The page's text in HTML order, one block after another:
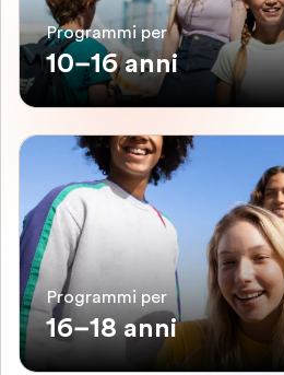
Programmi per
10–16 anni
Programmi per
16–18 anni